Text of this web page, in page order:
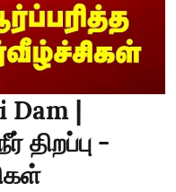
Dam |
-